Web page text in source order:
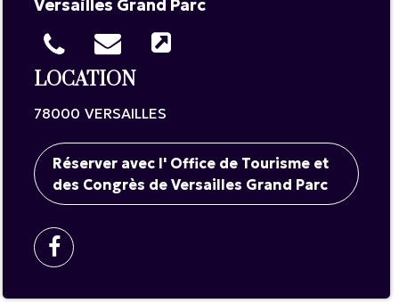
Versailles Grand Parc
LOCATION
78000 VERSAILLES
Réserver avec l' Office de Tourisme et
des Congrès de Versailles Grand Parc